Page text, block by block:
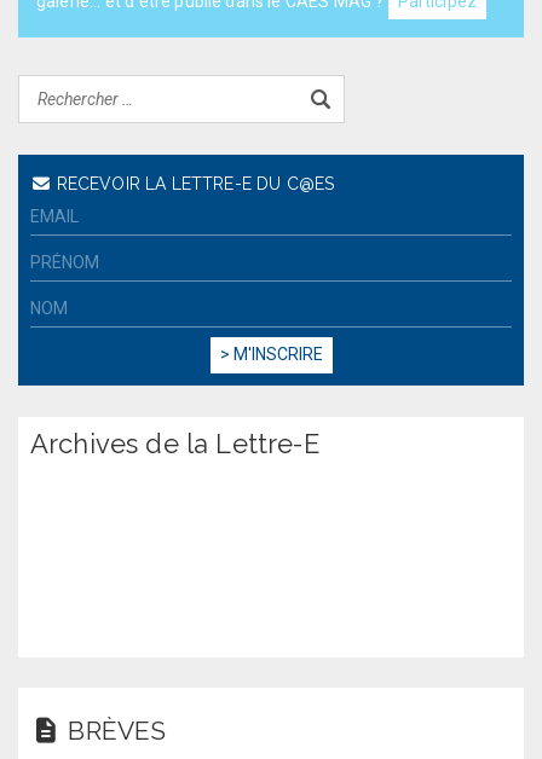
RECEVOIR LA LETTRE-E DU C@ES
Archives de la Lettre-E
BRÈVES